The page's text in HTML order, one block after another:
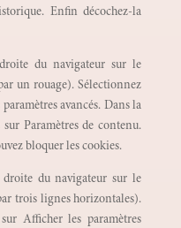
Enfin décochez-la
du navigateur sur le
un rouage). Sélectionnez
avancés. Dans la
Paramètres de contenu.
bloquer les cookies.
du navigateur sur le
trois lignes horizontales).
Afficher les paramètres